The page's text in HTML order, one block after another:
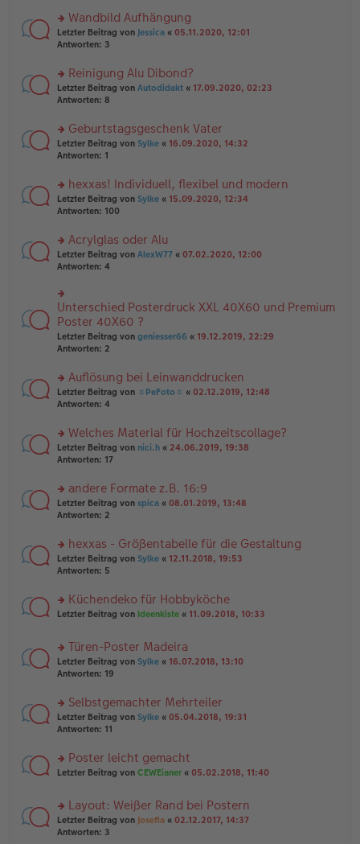
tr
a
g
e
n
er
tr
a
g
n
g
el
e
n
er
tr
a
g
rs
te
n
g
el
e
n
er
tr
a
g
Wandbild Aufhängung
Letzter Beitrag von Jessica « 05.11.2020, 12:01
Antworten: 3
rs
te
n
g
el
e
n
er
tr
a
g
Reinigung Alu Dibond?
Letzter Beitrag von Autodidakt « 17.09.2020, 02:23
Antworten: 8
rs
te
n
g
el
e
n
er
tr
a
g
Geburtstagsgeschenk Vater
Letzter Beitrag von Sylke « 16.09.2020, 14:32
Antworten: 1
rs
te
n
g
el
e
n
er
B
ei
tr
g
hexxas! Individuell, flexibel und modern
Letzter Beitrag von Sylke « 15.09.2020, 12:34
Antworten: 100
rs
te
u
n
g
el
es
e
er
B
ei
tr
g
Acrylglas oder Alu
Letzter Beitrag von AlexW77 « 07.02.2020, 12:00
Antworten: 4
rs
te
r
u
n
el
es
e
B
ei
tr
g
Unterschied Posterdruck XXL 40X60 und Premium
Poster 40X60 ?
Letzter Beitrag von geniesser66 « 19.12.2019, 22:29
Antworten: 2
rs
te
n
g
el
e
n
er
tr
a
g
Auflösung bei Leinwanddrucken
Letzter Beitrag von ☼PeFoto☼ « 02.12.2019, 12:48
Antworten: 4
rs
te
n
g
el
e
n
er
tr
a
Welches Material für Hochzeitscollage?
Letzter Beitrag von nici.h « 24.06.2019, 19:38
Antworten: 17
rs
te
n
g
el
e
n
ei
tr
a
andere Formate z.B. 16:9
Letzter Beitrag von spica « 08.01.2019, 13:48
Antworten: 2
rs
te
n
g
es
e
n
er
ei
tr
a
hexxas - Größentabelle für die Gestaltung
Letzter Beitrag von Sylke « 12.11.2018, 19:53
Antworten: 5
rs
u
n
g
es
e
n
er
ei
tr
Küchendeko für Hobbyköche
Letzter Beitrag von Ideenkiste « 11.09.2018, 10:33
rs
te
n
g
el
e
n
ei
tr
a
Türen-Poster Madeira
Letzter Beitrag von Sylke « 16.07.2018, 13:10
Antworten: 19
rs
te
n
g
es
e
n
er
Selbstgemachter Mehrteiler
Letzter Beitrag von Sylke « 05.04.2018, 19:31
Antworten: 11
rs
u
n
g
Poster leicht gemacht
Letzter Beitrag von CEWEianer « 05.02.2018, 11:40
rs
te
Layout: Weißer Rand bei Postern
Letzter Beitrag von Josefia « 02.12.2017, 14:37
Antworten: 3